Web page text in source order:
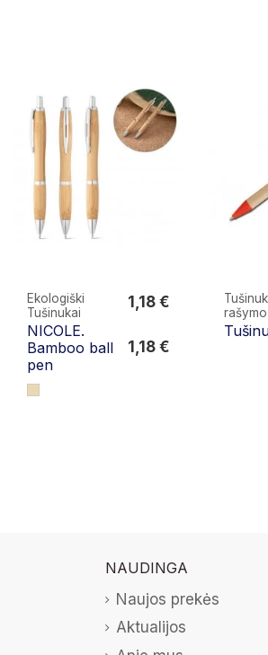
Ekologiški
Tušinukai
NICOLE.
Bamboo ball
pen
1,18 €
1,18 €
NAUDINGA
Naujos prekės
Aktualijos